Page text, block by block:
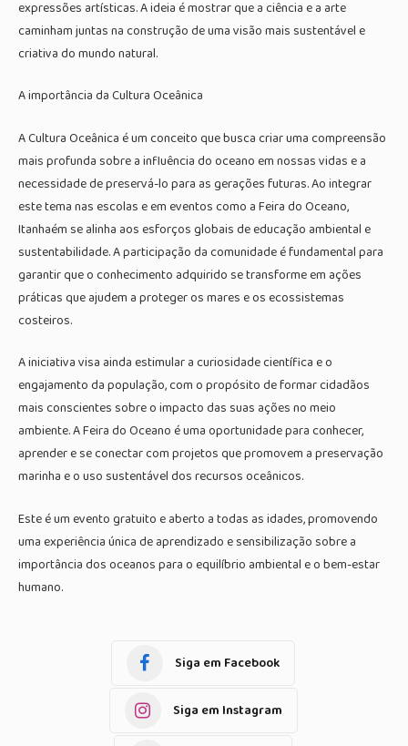
expressões artísticas. A ideia é mostrar que a ciência e a arte
caminham juntas na construção de uma visão mais sustentável e
criativa do mundo natural.
A importância da Cultura Oceânica
A Cultura Oceânica é um conceito que busca criar uma compreensão
mais profunda sobre a influência do oceano em nossas vidas e a
necessidade de preservá-lo para as gerações futuras. Ao integrar
este tema nas escolas e em eventos como a Feira do Oceano,
Itanhaém se alinha aos esforços globais de educação ambiental e
sustentabilidade. A participação da comunidade é fundamental para
garantir que o conhecimento adquirido se transforme em ações
práticas que ajudem a proteger os mares e os ecossistemas
costeiros.
A iniciativa visa ainda estimular a curiosidade científica e o
engajamento da população, com o propósito de formar cidadãos
mais conscientes sobre o impacto das suas ações no meio
ambiente. A Feira do Oceano é uma oportunidade para conhecer,
aprender e se conectar com projetos que promovem a preservação
marinha e o uso sustentável dos recursos oceânicos.
Este é um evento gratuito e aberto a todas as idades, promovendo
uma experiência única de aprendizado e sensibilização sobre a
importância dos oceanos para o equilíbrio ambiental e o bem-estar
humano.
Siga em Facebook
Siga em Instagram